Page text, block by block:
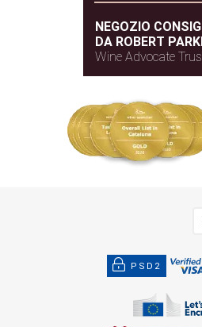
NEGOZIO
DA ROBERT
Wine Advocate
PSD2